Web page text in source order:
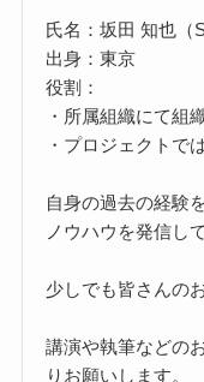
氏名：坂田 知也（
出身：東京
役割：
・所属組織にて組
・プロジェクトで
自身の過去の経験
ノウハウを発信し
少しでも皆さんの
講演や執筆などの
りお願いします。